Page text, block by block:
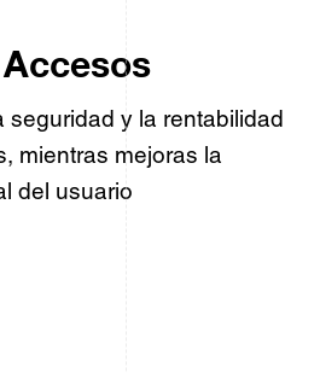
seguridad y la rentabilidad
mientras mejoras la
del usuario